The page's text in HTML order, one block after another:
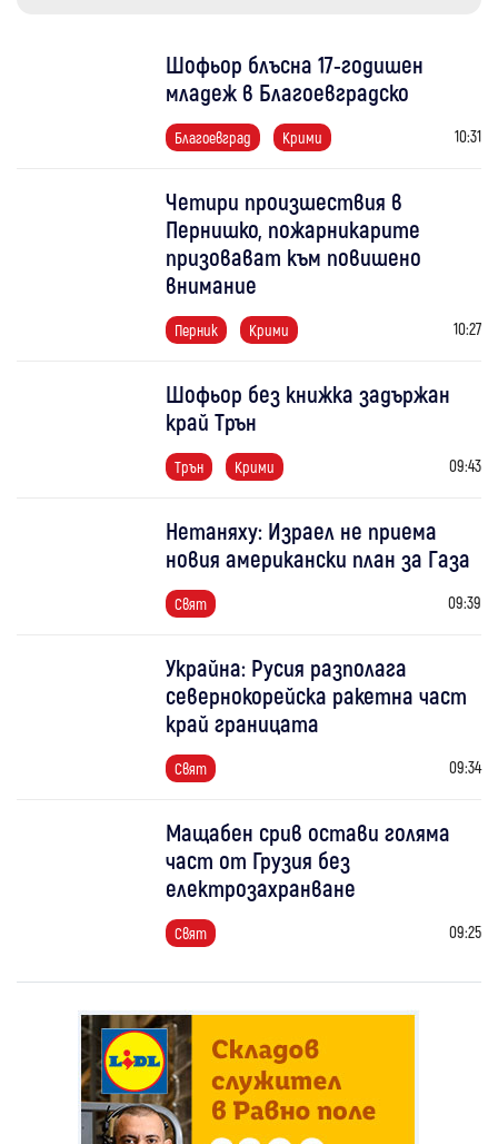
Шофьор блъсна 17-годишен
младеж в Благоевградско
Благоевград Крими 10:31
Четири произшествия в
Пернишко, пожарникарите
призовават към повишено
внимание
Перник Крими 10:27
Шофьор без книжка задържан
край Трън
Трън Крими 09:43
Нетаняху: Израел не приема
новия американски план за Газа
Свят 09:39
Украйна: Русия разполага
севернокорейска ракетна част
край границата
Свят 09:34
Мащабен срив остави голяма
част от Грузия без
електрозахранване
Свят 09:25